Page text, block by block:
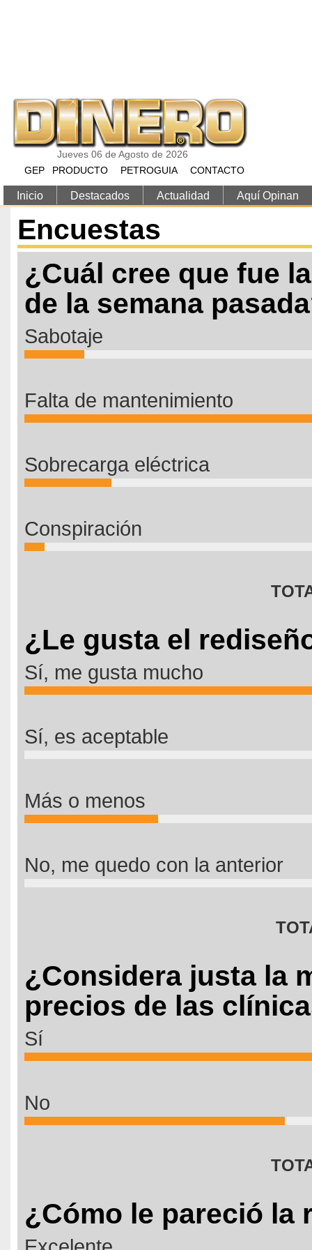
Jueves 06 de Agosto de 2026
GEP
PRODUCTO PETROGUIA CONTACTO
Inicio Destacados Actualidad Aquí Opinan
Encuestas
¿Cuál cree que fue
de la semana
Sabotaje
Falta de mantenimiento
Sobrecarga eléctrica
Conspiración
¿Le gusta el
Sí, me gusta mucho
Sí, es aceptable
Más o menos
No, me quedo con la anterior
¿Considera justa la
precios de las
Sí
No
¿Cómo le pareció la